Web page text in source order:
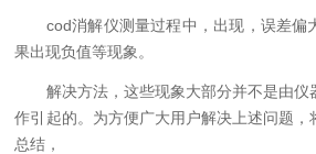
cod消解仪测量过程中，出现，误差偏
果出现负值等现象。
解决方法，这些现象大部分并不是由仪
作引起的。为方便广大用户解决上述问题
总结，